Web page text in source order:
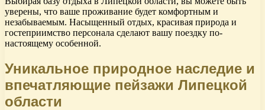
уверены, что ваше проживание будет комфортным и
незабываемым. Насыщенный отдых, красивая природа и
гостеприимство персонала сделают вашу поездку по-
настоящему особенной.
Уникальное природное наследие и
впечатляющие пейзажи Липецкой
области